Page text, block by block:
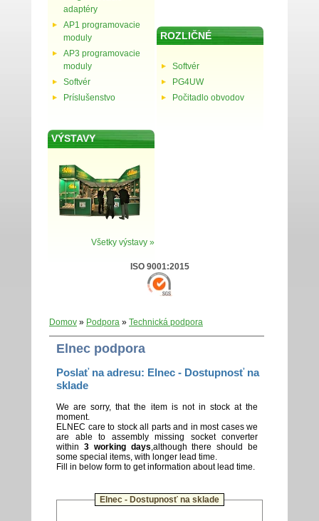
adaptéry
AP1 programovacie
moduly
AP3 programovacie
moduly
Softvér
Príslušenstvo
ROZLIČNÉ
Softvér
PG4UW
Počitadlo obvodov
VÝSTAVY
Všetky výstavy »
ISO 9001:2015
Domov » Podpora » Technická podpora
Elnec podpora
Poslať na adresu: Elnec - Dostupnosť na
sklade
We are sorry, that the item is not in stock at the
moment.
ELNEC care to stock all parts and in most cases we
are able to assembly missing socket converter
within 3 working days,although there should be
some special items, with longer lead time.
Fill in below form to get information about lead time.
Elnec - Dostupnosť na sklade